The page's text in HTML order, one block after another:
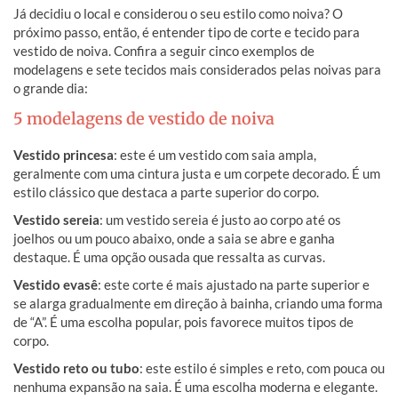
Já decidiu o local e considerou o seu estilo como noiva? O
próximo passo, então, é entender tipo de corte e tecido para
vestido de noiva. Confira a seguir cinco exemplos de
modelagens e sete tecidos mais considerados pelas noivas para
o grande dia:
5 modelagens de vestido de noiva
Vestido princesa: este é um vestido com saia ampla,
geralmente com uma cintura justa e um corpete decorado. É um
estilo clássico que destaca a parte superior do corpo.
Vestido sereia: um vestido sereia é justo ao corpo até os
joelhos ou um pouco abaixo, onde a saia se abre e ganha
destaque. É uma opção ousada que ressalta as curvas.
Vestido evasê: este corte é mais ajustado na parte superior e
se alarga gradualmente em direção à bainha, criando uma forma
de “A”. É uma escolha popular, pois favorece muitos tipos de
corpo.
Vestido reto ou tubo: este estilo é simples e reto, com pouca ou
nenhuma expansão na saia. É uma escolha moderna e elegante.